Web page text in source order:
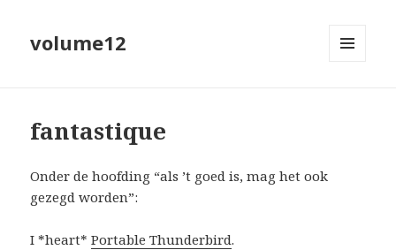
volume12
fantastique
Onder de hoofding “als ’t goed is, mag het ook
gezegd worden”:
I *heart*Portable Thunderbird.